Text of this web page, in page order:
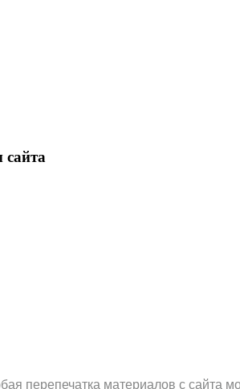
сайта
перепечатка материалов с сайта